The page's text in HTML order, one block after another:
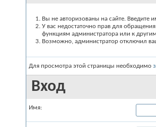
Вы не авторизованы на сайте. Введите
У вас недостаточно прав для
функциям администратора или к
Возможно, администратор отключил
Для просмотра этой страницы необходимо
Вход
Имя: